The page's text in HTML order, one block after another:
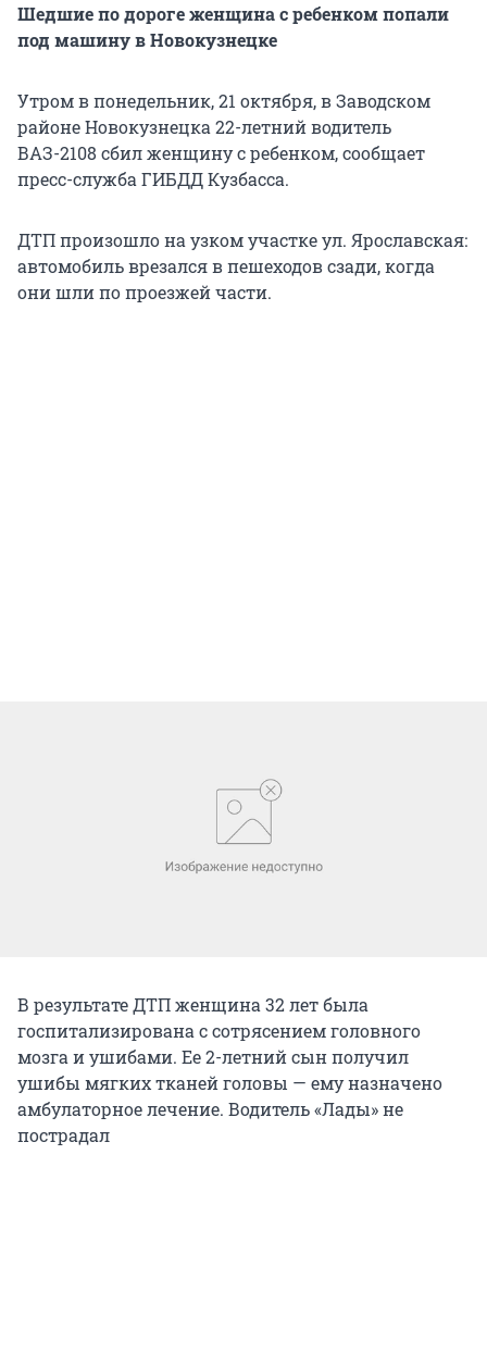
Шедшие по дороге женщина с ребенком попали
под машину в Новокузнецке
Утром в понедельник, 21 октября, в Заводском
районе Новокузнецка 22-летний водитель
ВАЗ-2108 сбил женщину с ребенком, сообщает
пресс-служба ГИБДД Кузбасса.
ДТП произошло на узком участке ул. Ярославская:
автомобиль врезался в пешеходов сзади, когда
они шли по проезжей части.
В результате ДТП женщина 32 лет была
госпитализирована с сотрясением головного
мозга и ушибами. Ее 2-летний сын получил
ушибы мягких тканей головы — ему назначено
амбулаторное лечение. Водитель «Лады» не
пострадал